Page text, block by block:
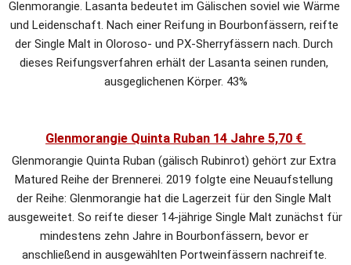
Glenmorangie. Lasanta bedeutet im Gälischen soviel wie Wärme
und Leidenschaft. Nach einer Reifung in Bourbonfässern, reifte
der Single Malt in Oloroso- und PX-Sherryfässern nach. Durch
dieses Reifungsverfahren erhält der Lasanta seinen runden,
ausgeglichenen Körper. 43%
Glenmorangie Quinta Ruban 14 Jahre 5,70 €
Glenmorangie Quinta Ruban (gälisch Rubinrot) gehört zur Extra
Matured Reihe der Brennerei. 2019 folgte eine Neuaufstellung
der Reihe: Glenmorangie hat die Lagerzeit für den Single Malt
ausgeweitet. So reifte dieser 14-jährige Single Malt zunächst für
mindestens zehn Jahre in Bourbonfässern, bevor er
anschließend in ausgewählten Portweinfässern nachreifte.